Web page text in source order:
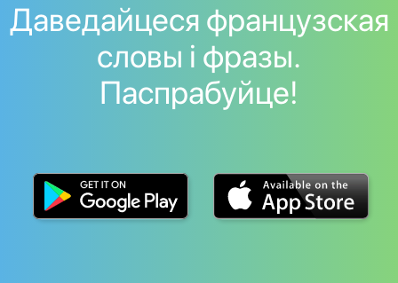
Даведайцеся французская
словы і фразы.
Паспрабуйце!